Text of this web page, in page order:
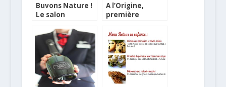
Buvons Nature !
Le salon
vins sains
A l’Origine,
première
transversale de
vins bio éco-
responsable